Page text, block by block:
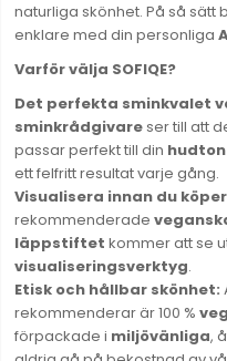
naturliga skönhet. På så sätt
enklare med din personliga
Varför välja SOFIQE?
Det perfekta sminkvalet
sminkrådgivareser till att
passar perfekt till din hudton
ett felfritt resultat varje gång.
Visualisera innan du
rekommenderade
läppstiftet kommer att se
visualiseringsverktyg.
Etisk och hållbar skönhet:
rekommenderar är 100 %
förpackade i miljövänliga,